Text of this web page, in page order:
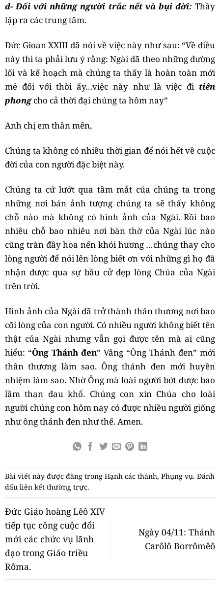
d- Đối với những người trắc nết và bụi đời: Thầy
lập ra các trung tâm.
Đức Gioan XXIII đã nói về việc này như sau: “Về điều
này thì ta phải lưu ý rằng: Ngài đã theo những đường
lối và kế hoạch mà chúng ta thấy là hoàn toàn mới
mẻ đối với thời ấy…việc này như là việc đi tiên
phongcho cả thời đại chúng ta hôm nay”
Anh chị em thân mến,
Chúng ta không có nhiều thời gian để nói hết về cuộc
đời của con người đặc biệt này.
Chúng ta cứ lướt qua tầm mắt của chúng ta trong
những nơi bán ảnh tượng chúng ta sẽ thấy không
chỗ nào mà không có hình ảnh của Ngài. Rồi bao
nhiêu chỗ bao nhiêu nơi bàn thờ của Ngài lúc nào
cũng tràn đầy hoa nến khói hương …chúng thay cho
lòng người để nói lên lòng biết ơn với những gì họ đã
nhận được qua sự bầu cử đẹp lòng Chúa của Ngài
trên trời.
Hình ảnh của Ngài đã trở thành thân thương nơi bao
cõi lòng của con người. Có nhiều người không biết tên
thật của Ngài nhưng vẫn gọi được tên mà ai cũng
hiểu: “Ông Thánh đen” Vâng “Ông Thánh đen” mới
thân thương làm sao. Ông thánh đen mới huyền
nhiệm làm sao. Nhờ Ông mà loài người bớt được bao
lầm than đau khổ. Chúng con xin Chúa cho loài
người chúng con hôm nay có được nhiều người giống
như ông thánh đen như thế. Amen.
Bài viết này được đăng trong Hạnh các thánh, Phụng vụ. Đánh
dấu liên kết thường trực.
Đức Giáo hoàng Lêô XIV
tiếp tục công cuộc đổi
mới các chức vụ lãnh
đạo trong Giáo triều
Rôma.
Ngày 04/11: Thánh
Carôlô Borrômêô